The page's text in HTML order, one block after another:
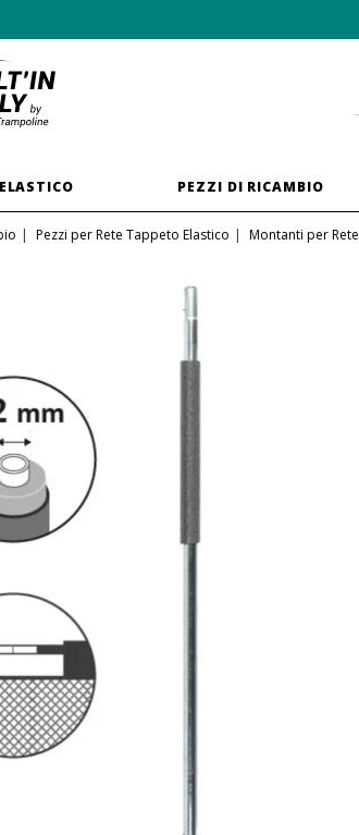
PEZZI DI RICAMBIO
Pezzi per Rete Tappeto Elastico Montanti per Rete